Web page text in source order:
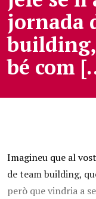
jornada
bé com
Imagineu que al
de team building,
però que vindria a